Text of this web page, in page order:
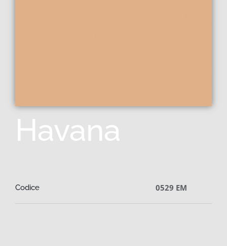
Havana
Codice 0529 EM